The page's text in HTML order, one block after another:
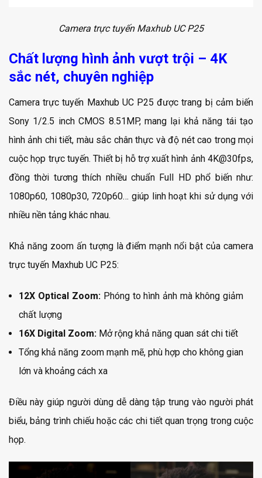
Camera trực tuyến Maxhub UC P25
Chất lượng hình ảnh vượt trội – 4K
sắc nét, chuyên nghiệp
Camera trực tuyến Maxhub UC P25 được trang bị cảm biến
Sony 1/2.5 inch CMOS 8.51MP, mang lại khả năng tái tạo
hình ảnh chi tiết, màu sắc chân thực và độ nét cao trong mọi
cuộc họp trực tuyến. Thiết bị hỗ trợ xuất hình ảnh 4K@30fps,
đồng thời tương thích nhiều chuẩn Full HD phổ biến như:
1080p60, 1080p30, 720p60… giúp linh hoạt khi sử dụng với
nhiều nền tảng khác nhau.
Khả năng zoom ấn tượng là điểm mạnh nổi bật của camera
trực tuyến Maxhub UC P25:
12X Optical Zoom:Phóng to hình ảnh mà không giảm
chất lượng
16X Digital Zoom: Mở rộng khả năng quan sát chi tiết
Tổng khả năng zoom mạnh mẽ, phù hợp cho không gian
lớn và khoảng cách xa
Điều này giúp người dùng dễ dàng tập trung vào người phát
biểu, bảng trình chiếu hoặc các chi tiết quan trọng trong cuộc
họp.